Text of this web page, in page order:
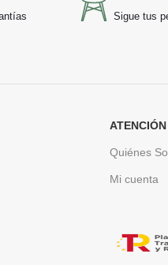
Sigue tus
Quiénes
Mi cuenta